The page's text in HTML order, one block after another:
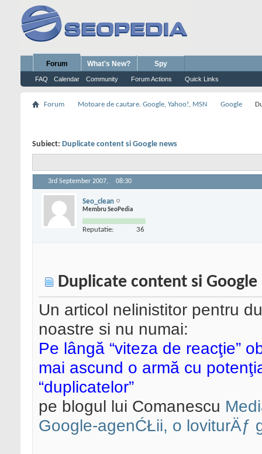
Forum
FAQ Calendar Community Forum Actions Quick Links
What's New? Spy
Forum Motoare de cautare. Google, Yahoo!, MSN Google
Subiect: Duplicate content si Google news
3rd September 2007, 08:30
Seo_clean
Membru SeoPedia
Reputatie: 36
Duplicate content si Google
Un articol nelinistitor pentru
noastre si nu numai:
Pe lângă “viteza de reacţie”
mai ascund o armă cu
“duplicatelor”
pe blogul lui Comanescu
Google-agenĆŁii, o loviturÄƒ